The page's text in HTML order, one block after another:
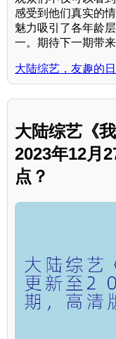
感受到他们真实的
魅力吸引了各年龄
一。期待下一期带
大陆综艺，友趣的
大陆综艺《
2023年12月
点？